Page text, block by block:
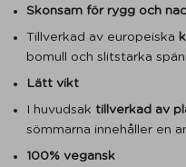
Skonsam för rygg och
Tillverkad av europeiska
bomull och slitstarka
Lätt vikt
I huvudsak tillverkad av
sömmarna innehåller en
100% vegansk